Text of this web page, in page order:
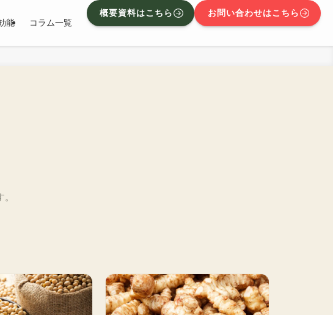
能 コラム一覧
概要資料はこちら お問い合わせはこちら